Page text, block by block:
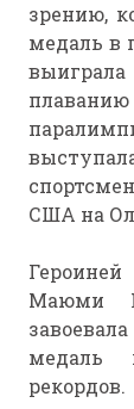
зрению,
медаль в
плаванию
США на
Маюми
медаль
рекордов.